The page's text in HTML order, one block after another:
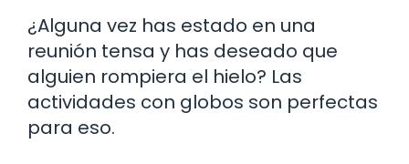
¿Alguna vez has estado en una
reunión tensa y has deseado que
alguien rompiera el hielo? Las
actividades con globos son perfectas
para eso.